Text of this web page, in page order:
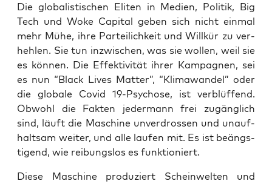
Die glo­ba­lis­ti­schen Eli­ten in Medi­en, Poli­tik, Big
Tech und Woke Capi­tal geben sich nicht ein­mal
mehr Mühe, ihre Par­tei­lich­keit und Will­kür zu ver­
heh­len. Sie tun inzwi­schen, was sie wol­len, weil sie
es kön­nen. Die Effek­ti­vi­tät ihrer Kam­pa­gnen, sei
es nun “Black Lives Mat­ter”, “Kli­ma­wan­del” oder
die glo­ba­le Covid 19-Psy­cho­se, ist ver­blüf­fend.
Obwohl die Fak­ten jeder­mann frei zugäng­lich
sind, läuft die Maschi­ne unver­dros­sen und unauf­
halt­sam wei­ter, und alle lau­fen mit. Es ist beängs­
ti­gend, wie rei­bungs­los es funktioniert.
Die­se Maschi­ne pro­du­ziert Schein­wel­ten und